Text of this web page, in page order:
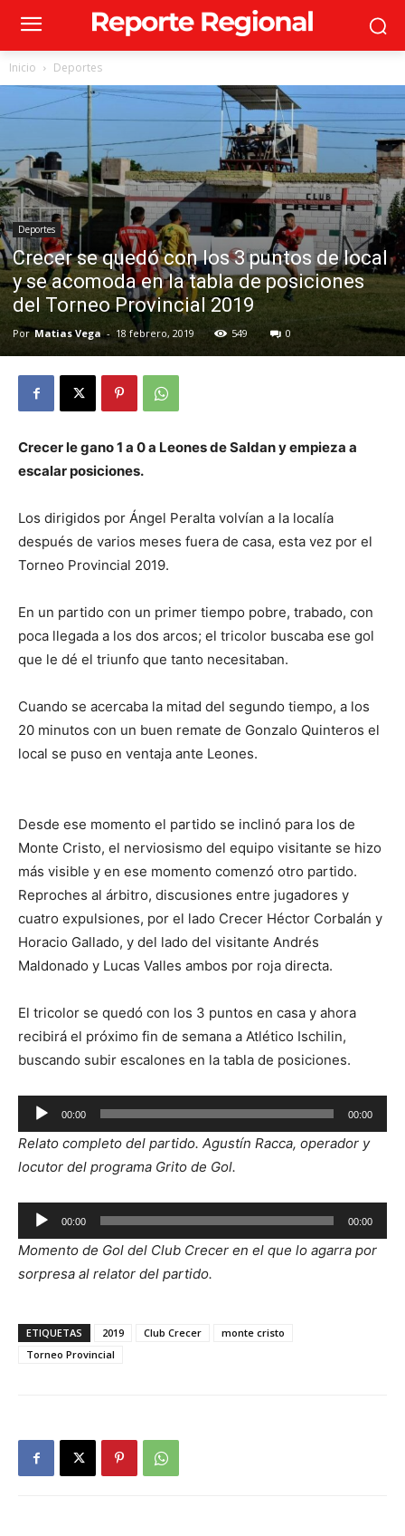
Inicio Deportes
Deportes
Crecer se quedó con los 3 puntos de local
y se acomoda en la tabla de posiciones
del Torneo Provincial 2019
Por Matias Vega - 18 febrero, 2019 549 0
Crecer le gano 1 a 0 a Leones de Saldan y empieza a
escalar posiciones.
Los dirigidos por Ángel Peralta volvían a la localía
después de varios meses fuera de casa, esta vez por el
Torneo Provincial 2019.
En un partido con un primer tiempo pobre, trabado, con
poca llegada a los dos arcos; el tricolor buscaba ese gol
que le dé el triunfo que tanto necesitaban.
Cuando se acercaba la mitad del segundo tiempo, a los
20 minutos con un buen remate de Gonzalo Quinteros el
local se puso en ventaja ante Leones.
Desde ese momento el partido se inclinó para los de
Monte Cristo, el nerviosismo del equipo visitante se hizo
más visible y en ese momento comenzó otro partido.
Reproches al árbitro, discusiones entre jugadores y
cuatro expulsiones, por el lado Crecer Héctor Corbalán y
Horacio Gallado, y del lado del visitante Andrés
Maldonado y Lucas Valles ambos por roja directa.
El tricolor se quedó con los 3 puntos en casa y ahora
recibirá el próximo fin de semana a Atlético Ischilin,
buscando subir escalones en la tabla de posiciones.
Reproductor
de
audio
00:00 00:00
Relato completo del partido. Agustín Racca, operador y
locutor del programa Grito de Gol.
Reproductor
de
audio
00:00 00:00
Momento de Gol del Club Crecer en el que lo agarra por
sorpresa al relator del partido.
ETIQUETAS 2019 Club Crecer
monte cristo
Torneo Provincial